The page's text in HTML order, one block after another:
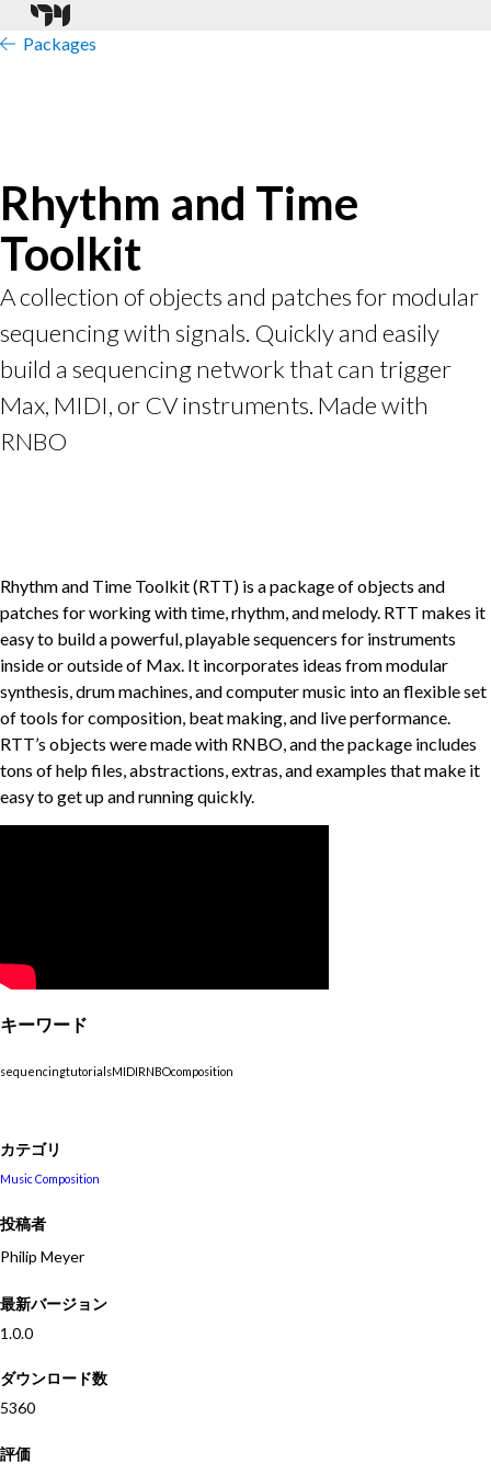
Packages
Rhythm and Time
Toolkit
A collection of objects and patches for modular
sequencing with signals. Quickly and easily
build a sequencing network that can trigger
Max, MIDI, or CV instruments. Made with
RNBO
Rhythm and Time Toolkit (RTT) is a package of objects and
patches for working with time, rhythm, and melody. RTT makes it
easy to build a powerful, playable sequencers for instruments
inside or outside of Max. It incorporates ideas from modular
synthesis, drum machines, and computer music into an flexible set
of tools for composition, beat making, and live performance.
RTT’s objects were made with RNBO, and the package includes
tons of help files, abstractions, extras, and examples that make it
easy to get up and running quickly.
キーワード
sequencingtutorialsMIDIRNBOcomposition
カテゴリ
Music Composition
投稿者
Philip Meyer
最新バージョン
1.0.0
ダウンロード数
5360
評価